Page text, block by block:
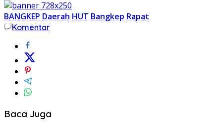
BANGKEP Daerah HUT Bangkep Rapat
Komentar
Baca Juga